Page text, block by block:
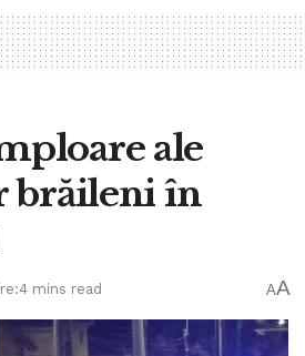
ale
brăileni în
mins read AA